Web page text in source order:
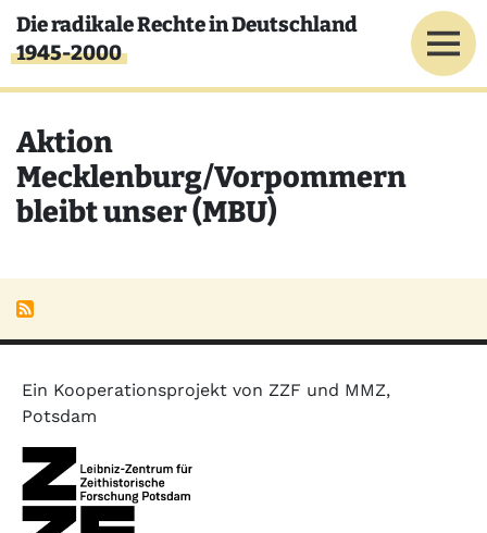
Direkt zum Inhalt
Die radikale Rechte in Deutschland
1945-2000
Aktion
Mecklenburg/Vorpommern
bleibt unser (MBU)
Ein Kooperationsprojekt von ZZF und MMZ,
Potsdam